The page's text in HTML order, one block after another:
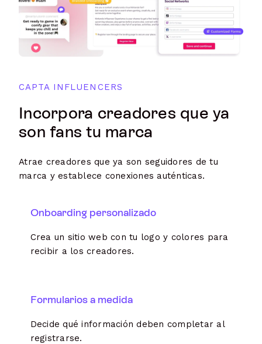
CAPTA INFLUENCERS
Incorpora creadores que ya
son fans tu marca
Atrae creadores que ya son seguidores de tu
marca y establece conexiones auténticas.
Onboarding personalizado
Crea un sitio web con tu logo y colores para
recibir a los creadores.
Formularios a medida
Decide qué información deben completar al
registrarse.